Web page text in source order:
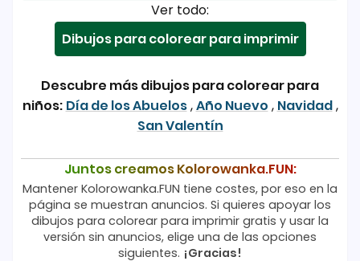
Ver todo:
Dibujos para colorear para imprimir
Descubre más dibujos para colorear para
niños: Día de los Abuelos,Año Nuevo , Navidad,
San Valentín
Juntos creamos Kolorowanka.FUN:
Mantener Kolorowanka.FUN tiene costes, por eso en la
página se muestran anuncios. Si quieres apoyar los
dibujos para colorear para imprimir gratis y usar la
versión sin anuncios, elige una de las opciones
siguientes. ¡Gracias!